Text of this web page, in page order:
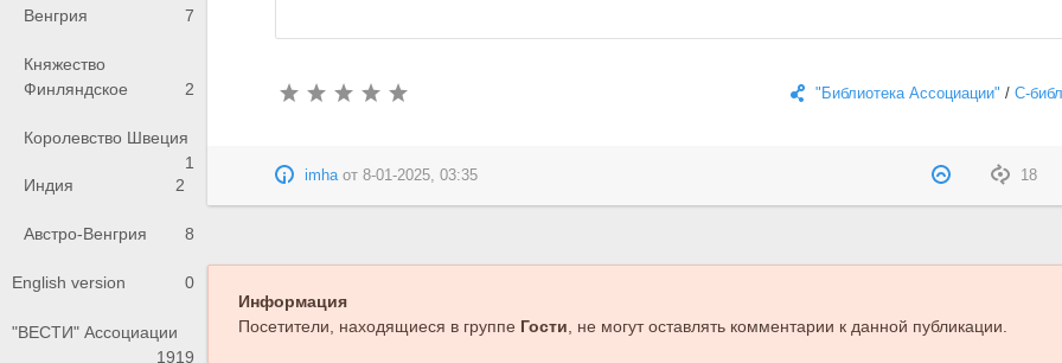
Венгрия 7
Княжество
Финляндское
2
Королевство Швеция
1
Индия
2
Австро-Венгрия 8
English version 0
"ВЕСТИ" Ассоциации
1919
"Библиотека Ассоциации" / С-
18
imhaот8-01-2025, 03:35
Информация
Посетители, находящиеся в группе Гости, не могут оставлять комментарии к данной публикации.